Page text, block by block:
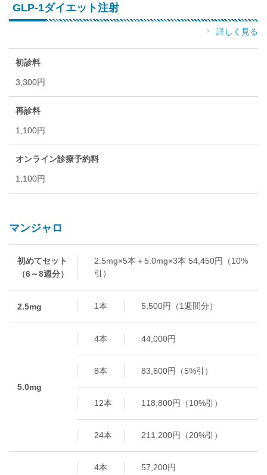
GLP-1ダイエット注射
詳しく見る
初診料
3,300円
再診料
1,100円
オンライン診療予約料
1,100円
マンジャロ
初めてセット
（6～8週分）
2.5mg×5本＋5.0mg×3本 54,450円（10%
引）
2.5mg 1本 5,500円（1週間分）
5.0mg
4本 44,000円
8本 83,600円（5%引）
12本 118,800円（10%引）
24本 211,200円（20%引）
4本 57,200円